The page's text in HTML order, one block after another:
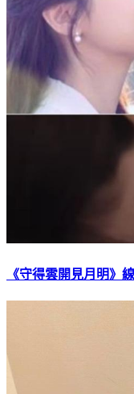
《守得雲開見月明》